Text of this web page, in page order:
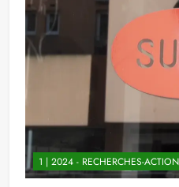
1 | 2024 - RECHERCHES-